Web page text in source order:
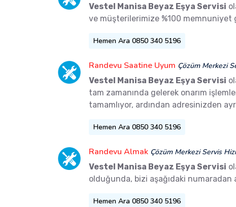
Vestel Manisa Beyaz Eşya Servisi
ve müşterilerimize %100
Hemen Ara 0850 340 5196
Randevu Saatine Uyum Çözüm Merkezi
Vestel Manisa Beyaz Eşya Servisi
tam zamanında gelerek onarım
tamamlıyor, ardından adresinizden
Hemen Ara 0850 340 5196
Randevu Almak Çözüm Merkezi Servis
Vestel Manisa Beyaz Eşya Servisi
olduğunda, bizi aşağıdaki
Hemen Ara 0850 340 5196